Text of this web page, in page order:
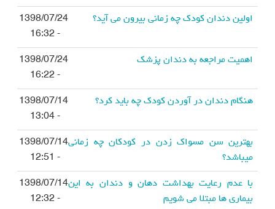
اولین دندان کودک چه زمانی بیرون می آید؟
1398/07/24
- 16:32
اهمیت مراجعه به دندان پزشک
1398/07/24
- 16:22
هنگام دندان در آوردن کودک چه باید کرد؟
1398/07/14
- 13:04
بهترین سن مسواک زدن در کودکان چه زمانی
میباشد؟
1398/07/14
- 12:51
با عدم رعایت بهداشت دهان و دندان به این
بیماری ها مبتلا می شویم
1398/07/14
- 12:32